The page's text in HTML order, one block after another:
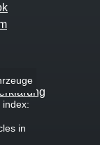
index:
in